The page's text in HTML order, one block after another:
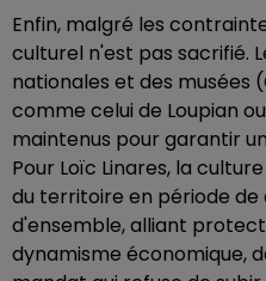
Enfin, malgré les
culturel n'est pas sacrifié.
nationales et des musées
comme celui de Loupian
maintenus pour garantir
Pour Loïc Linares, la
du territoire en période de
d'ensemble, alliant
dynamisme économique,